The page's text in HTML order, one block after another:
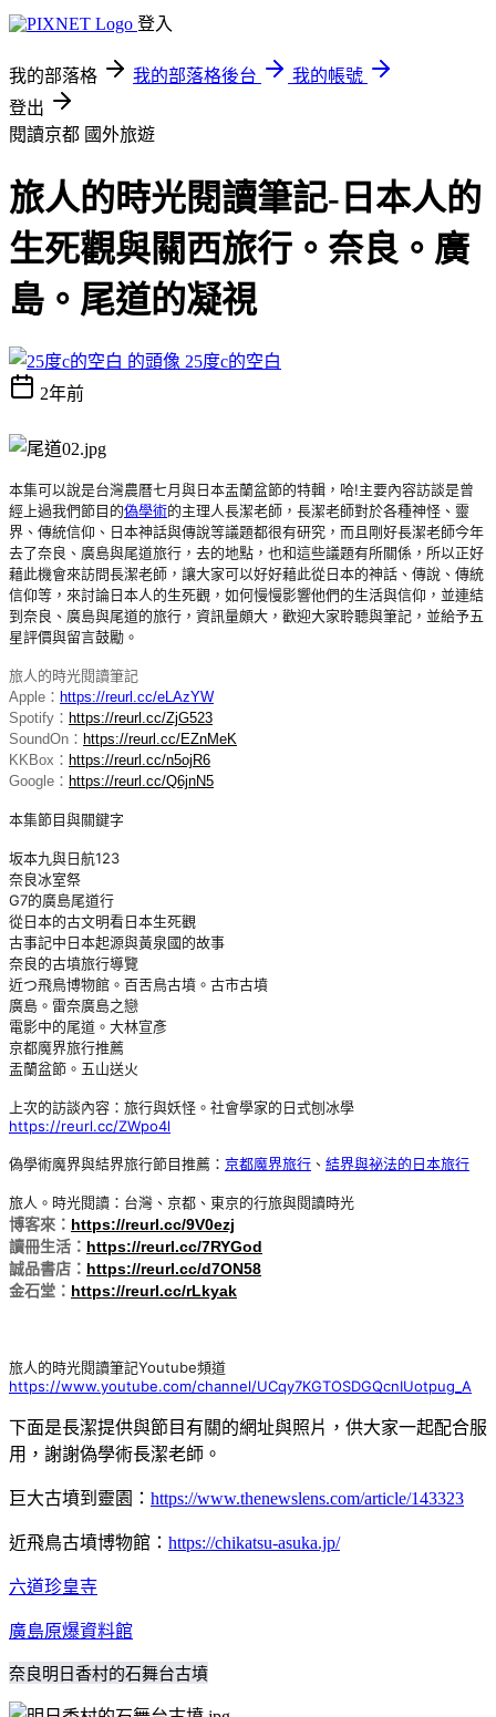
登入
我的部落格 我的部落格後台
我的帳號
登出
閱讀京都 國外旅遊
旅人的時光閱讀筆記-日本人的
生死觀與關西旅行。奈良。廣
島。尾道的凝視
25度c的空白
2年前
本集可以說是台灣農曆七月與日本盂蘭盆節的特輯，哈!主要內容訪談是曾
經上過我們節目的偽學術的主理人長潔老師，長潔老師對於各種神怪、靈
界、傳統信仰、日本神話與傳說等議題都很有研究，而且剛好長潔老師今年
去了奈良、廣島與尾道旅行，去的地點，也和這些議題有所關係，所以正好
藉此機會來訪問長潔老師，讓大家可以好好藉此從日本的神話、傳說、傳統
信仰等，來討論日本人的生死觀，如何慢慢影響他們的生活與信仰，並連結
到奈良、廣島與尾道的旅行，資訊量頗大，歡迎大家聆聽與筆記，並給予五
星評價與留言鼓勵。
旅人的時光閱讀筆記
Apple： https://reurl.cc/eLAzYW
Spotify： https://reurl.cc/ZjG523
SoundOn： https://reurl.cc/EZnMeK
KKBox： https://reurl.cc/n5ojR6
Google： https://reurl.cc/Q6jnN5
本集節目與關鍵字
坂本九與日航123
奈良冰室祭
G7的廣島尾道行
從日本的古文明看日本生死觀
古事記中日本起源與黃泉國的故事
奈良的古墳旅行導覽
近つ飛鳥博物館。百舌鳥古墳。古市古墳
廣島。雷奈廣島之戀
電影中的尾道。大林宣彥
京都魔界旅行推薦
盂蘭盆節。五山送火
上次的訪談內容：旅行與妖怪。社會學家的日式刨冰學
https://reurl.cc/ZWpo4l
偽學術魔界與結界旅行節目推薦： 京都魔界旅行 、 結界與祕法的日本旅行
旅人。時光閱讀：台灣、京都、東京的行旅與閱讀時光
博客來： https://reurl.cc/9V0ezj
讀冊生活： https://reurl.cc/7RYGod
誠品書店： https://reurl.cc/d7ON58
金石堂： https://reurl.cc/rLkyak
旅人的時光閱讀筆記Youtube頻道
https://www.youtube.com/channel/UCqy7KGTOSDGQcnIUotpug_A
下面是長潔提供與節目有關的網址與照片，供大家一起配合服
用，謝謝偽學術長潔老師。
巨大古墳到靈園： https://www.thenewslens.com/article/143323
近飛鳥古墳博物館： https://chikatsu-asuka.jp/
六道珍皇寺
廣島原爆資料館
奈良明日香村的石舞台古墳